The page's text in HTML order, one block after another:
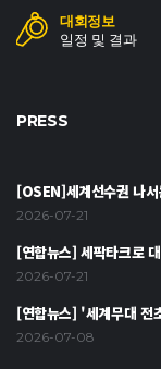
대회정보
일정 및 결과
PRESS
[OSEN]세계선수권 나
2026-07-21
[연합뉴스] 세팍타크로
2026-07-21
[연합뉴스] '세계무대 전
2026-07-08